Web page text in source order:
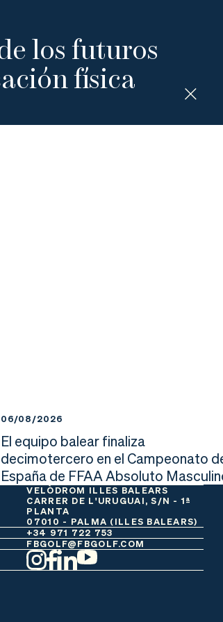
los futuros
física
06/08/2026
El equipo balear finaliza
decimotercero en el Campeonato
España de FFAA Absoluto
VELÒDROM ILLES BALEARS
CARRER DE L'URUGUAI, S/N - 1ª
PLANTA
07010 - PALMA (ILLES BALEARS)
+34 971 722 753
FBGOLF@FBGOLF.COM